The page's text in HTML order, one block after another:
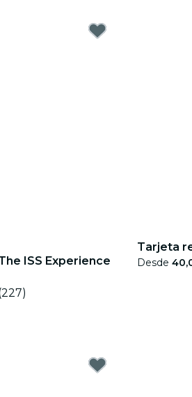
ISS Experience
Tarjeta
Desde